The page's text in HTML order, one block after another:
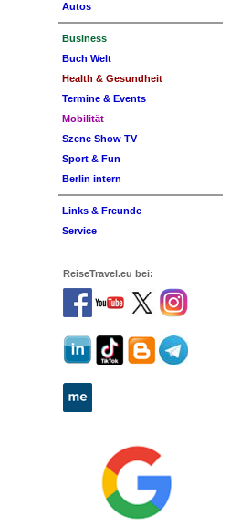
Autos
Business
Buch Welt
Health & Gesundheit
Termine & Events
Mobilität
Szene Show TV
Sport & Fun
Berlin intern
Links & Freunde
Service
ReiseTravel.eu bei: